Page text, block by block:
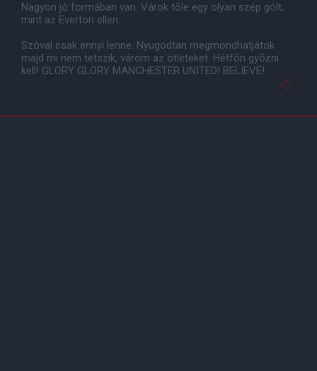
Nagyon jó formában van. Várok tõle egy olyan szép gólt,
mint az Everton ellen.
Szóval csak ennyi lenne. Nyugodtan megmondhatjátok
majd mi nem tetszik, várom az ötleteket. Hétfõn gyõzni
kell! GLORY GLORY MANCHESTER UNITED! BELIEVE!